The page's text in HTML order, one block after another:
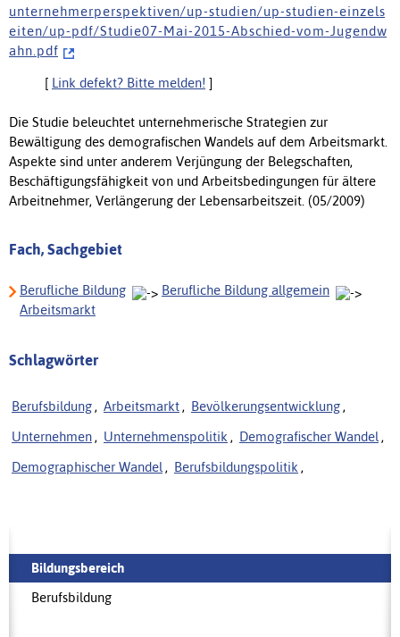
u n t e r n e h m e r p e r s p e k t i v e n / u p - s t u d i e n / u p - s t u d i e n - e i n z e l s
e i t e n / u p - p d f / S t u d i e 0 7 - M a i - 2 0 1 5 - A b s c h i e d - v o m - J u g e n d w
a h n . p d f
[ Link defekt? Bitte melden! ]
Die Studie beleuchtet unternehmerische Strategien zur
Bewältigung des demografischen Wandels auf dem Arbeitsmarkt.
Aspekte sind unter anderem Verjüngung der Belegschaften,
Beschäftigungsfähigkeit von und Arbeitsbedingungen für ältere
Arbeitnehmer, Verlängerung der Lebensarbeitszeit. (05/2009)
Fach, Sachgebiet
Berufliche Bildung
Berufliche Bildung allgemein
Arbeitsmarkt
Schlagwörter
Berufsbildung , Arbeitsmarkt , Bevölkerungsentwicklung ,
Unternehmen , Unternehmenspolitik , Demografischer Wandel ,
Demographischer Wandel , Berufsbildungspolitik ,
Bildungsbereich
Berufsbildung